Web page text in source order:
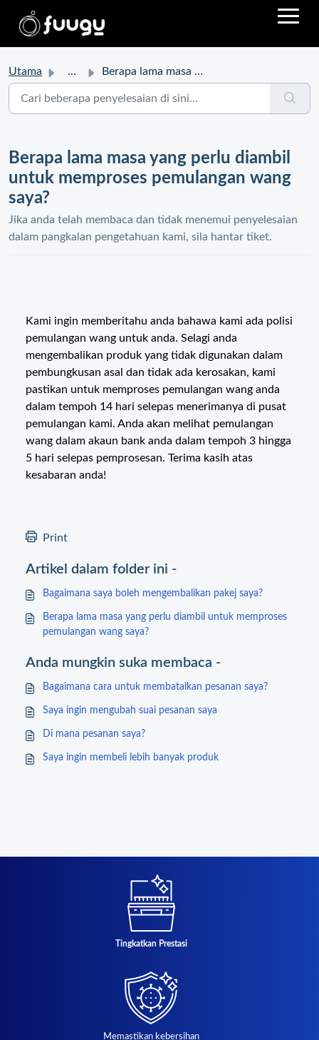
Utama ... Berapa lama masa yang perlu diambil untuk memproses pemul...
Berapa lama masa yang perlu diambil
untuk memproses pemulangan wang
saya?
Jika anda telah membaca dan tidak menemui penyelesaian
dalam pangkalan pengetahuan kami, sila hantar tiket.
Kami ingin memberitahu anda bahawa kami ada polisi
pemulangan wang untuk anda. Selagi anda
mengembalikan produk yang tidak digunakan dalam
pembungkusan asal dan tidak ada kerosakan, kami
pastikan untuk memproses pemulangan wang anda
dalam tempoh 14 hari selepas menerimanya di pusat
pemulangan kami. Anda akan melihat pemulangan
wang dalam akaun bank anda dalam tempoh 3 hingga
5 hari selepas pemprosesan. Terima kasih atas
kesabaran anda!
Print
Artikel dalam folder ini -
Bagaimana saya boleh mengembalikan pakej saya?
Berapa lama masa yang perlu diambil untuk memproses
pemulangan wang saya?
Anda mungkin suka membaca -
Bagaimana cara untuk membatalkan pesanan saya?
Saya ingin mengubah suai pesanan saya
Di mana pesanan saya?
Saya ingin membeli lebih banyak produk
Tingkatkan Prestasi
Memastikan kebersihan